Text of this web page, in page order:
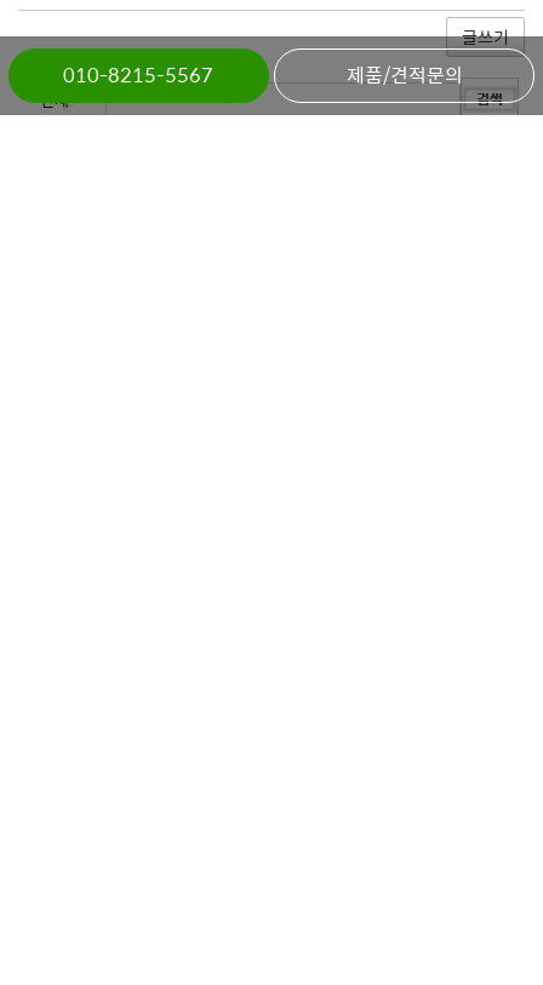
전체
010-8215-5567 제품/견적문의